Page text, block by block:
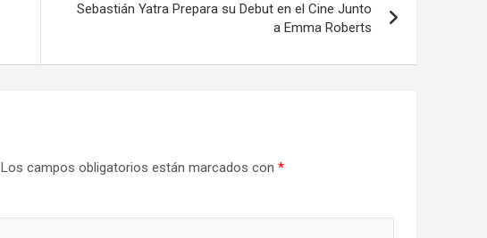
Sebastián Yatra Prepara su Debut en el Cine Junto
a Emma Roberts
Los campos obligatorios están marcados con *